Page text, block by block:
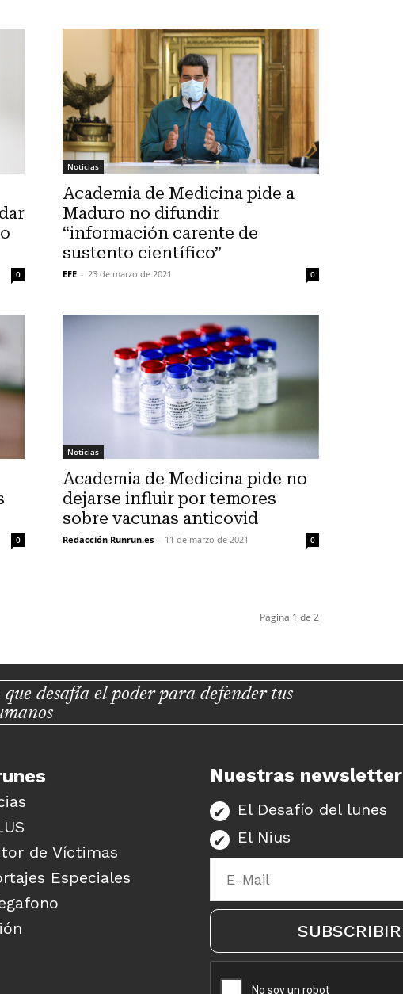
0
Noticias
Academia de Medicina pide a
Maduro no difundir
“información carente de
sustento científico”
EFE - 23 de marzo de 2021 0
0
Noticias
Academia de Medicina pide no
dejarse influir por temores
sobre vacunas anticovid
Redacción Runrun.es - 11 de marzo de 2021 0
Página 1 de 2
desafía el poder para defender tus
de Víctimas
Especiales
Nuestras newsletter
El Desafío del lunes
El Nius